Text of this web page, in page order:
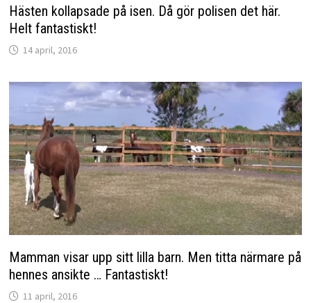
Hästen kollapsade på isen. Då gör polisen det här.
Helt fantastiskt!
14 april, 2016
Mamman visar upp sitt lilla barn. Men titta närmare på
hennes ansikte … Fantastiskt!
11 april, 2016